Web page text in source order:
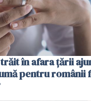
în afara țării
pentru românii